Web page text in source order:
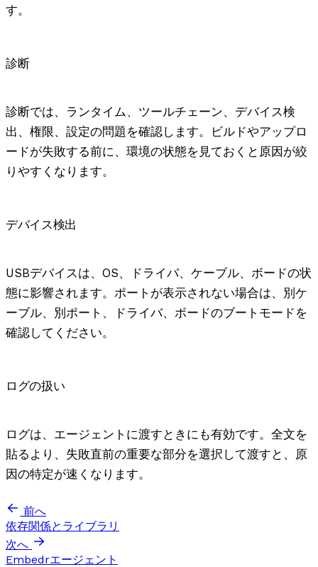
す。
診断
診断では、ランタイム、ツールチェーン、デバイス検
出、権限、設定の問題を確認します。ビルドやアップロ
ードが失敗する前に、環境の状態を見ておくと原因が絞
りやすくなります。
デバイス検出
USBデバイスは、OS、ドライバ、ケーブル、ボードの状
態に影響されます。ポートが表示されない場合は、別ケ
ーブル、別ポート、ドライバ、ボードのブートモードを
確認してください。
ログの扱い
ログは、エージェントに渡すときにも有効です。全文を
貼るより、失敗直前の重要な部分を選択して渡すと、原
因の特定が速くなります。
前へ
依存関係とライブラリ
次へ
Embedrエージェント